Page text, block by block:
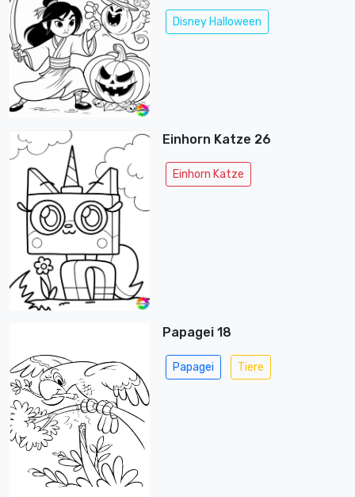
Disney Halloween
Einhorn Katze 26
Einhorn Katze
Papagei 18
Papagei Tiere